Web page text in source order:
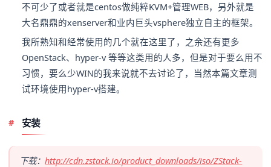
不可少了或者就是centos做纯粹KVM+管理WEB，另外就是
大名鼎鼎的xenserver和业内巨头vsphere独立自主的框架。
我所熟知和经常使用的几个就在这里了，之余还有更多
OpenStack、hyper-v 等等这类用的人多，但是对于要么用不
习惯，要么少WIN的我来说就不去讨论了，当然本篇文章测
试环境使用hyper-v搭建。
安装
下载：http://cdn.zstack.io/product_downloads/iso/ZStack-